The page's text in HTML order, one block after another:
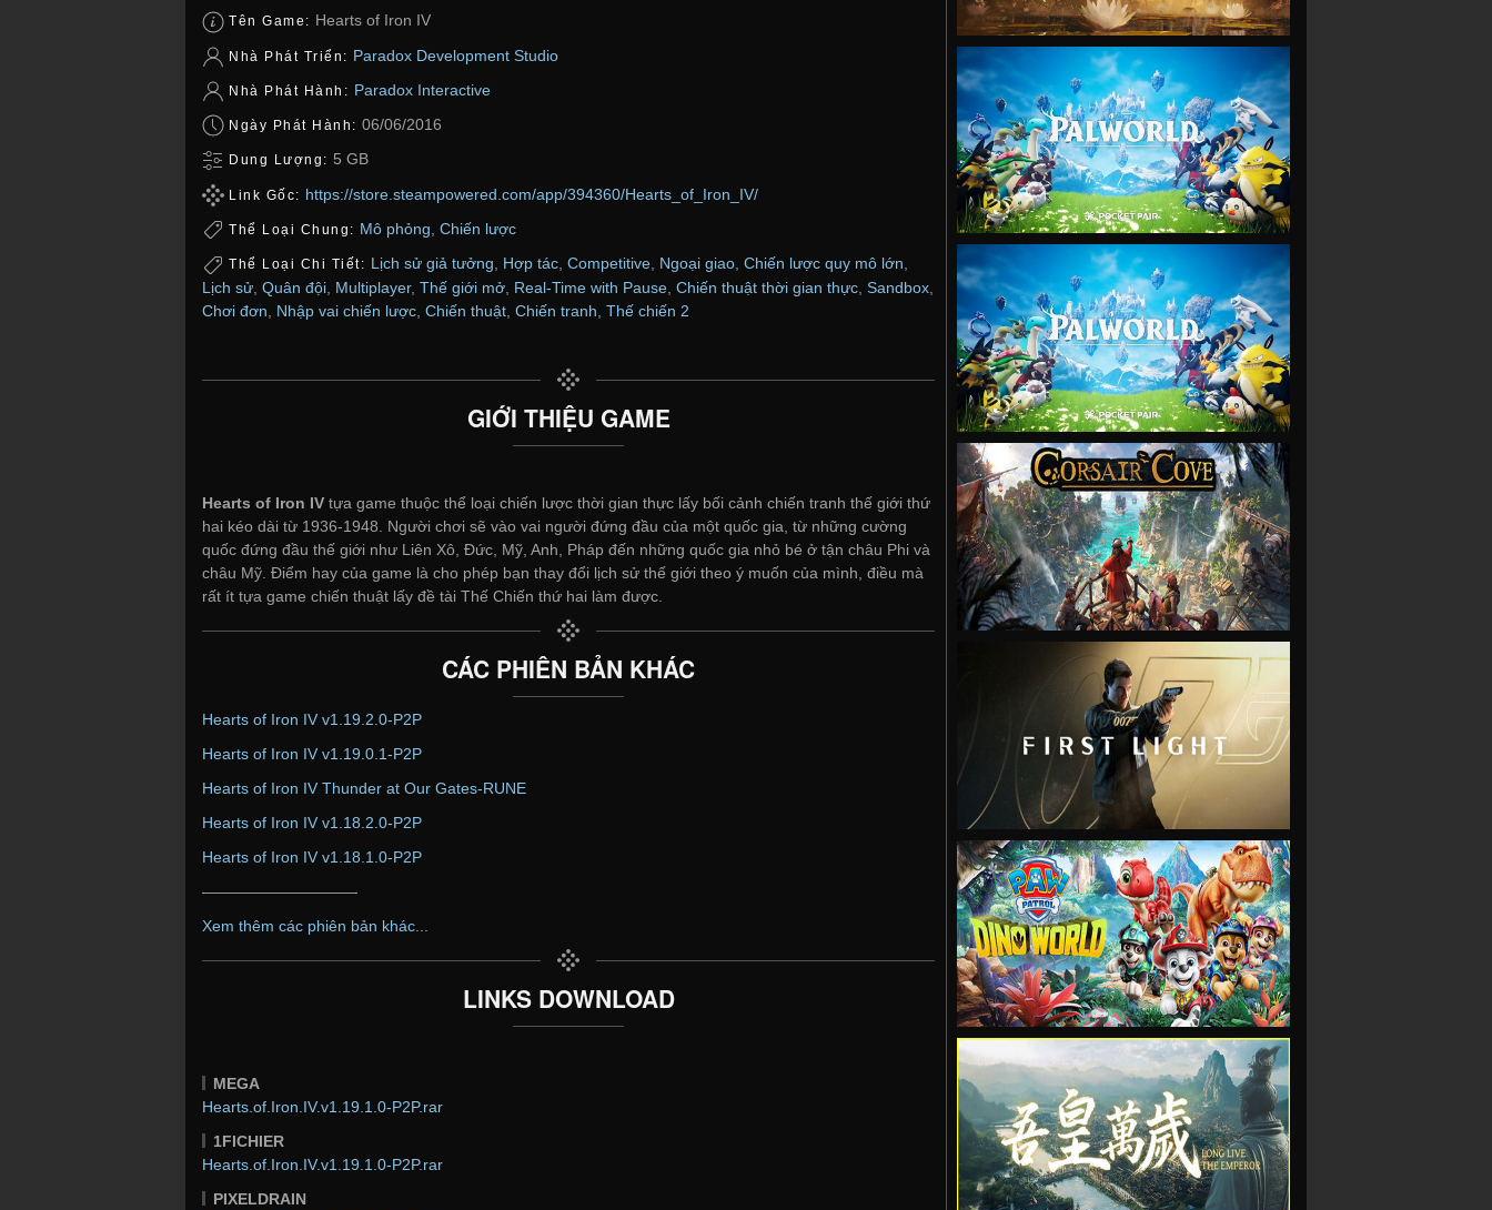
Tên Game: Hearts of Iron IV
Nhà Phát Triển: Paradox Development Studio
Nhà Phát Hành: Paradox Interactive
Ngày Phát Hành: 06/06/2016
Dung Lượng: 5 GB
Link Gốc: https://store.steampowered.com/app/394360/Hearts_of_Iron_IV/
Thể Loại Chung: Mô phỏng Chiến lược
Thể Loại Chi Tiết: Lịch sử giả tưởng, Hợp tác, Competitive, Ngoại giao, Chiến lược quy mô lớn,
Lịch sử Quân đội Multiplayer, Thế giới mở Real-Time with Pause Chiến thuật thời gian thực Sandbox
Chơi đơn
Nhập vai chiến lược Chiến thuật Chiến tranh Thế chiến 2
GIỚI THIỆU GAME
Hearts of Iron IV tựa game thuộc thể loại chiến lược thời gian thực lấy bối cảnh chiến tranh thế giới thứ
hai kéo dài từ 1936-1948. Người chơi sẽ vào vai người đứng đầu của một quốc gia, từ những cường
quốc đứng đầu thế giới như Liên Xô, Đức, Mỹ, Anh, Pháp đến những quốc gia nhỏ bé ở tận châu Phi và
châu Mỹ. Điểm hay của game là cho phép bạn thay đổi lịch sử thế giới theo ý muốn của mình, điều mà
rất ít tựa game chiến thuật lấy đề tài Thế Chiến thứ hai làm được.
CÁC PHIÊN BẢN KHÁC
Hearts of Iron IV v1.19.2.0-P2P
Hearts of Iron IV v1.19.0.1-P2P
Hearts of Iron IV Thunder at Our Gates-RUNE
Hearts of Iron IV v1.18.2.0-P2P
Hearts of Iron IV v1.18.1.0-P2P
——————————
Xem thêm các phiên bản khác...
LINKS DOWNLOAD
MEGA
Hearts.of.Iron.IV.v1.19.1.0-P2P.rar
1FICHIER
Hearts.of.Iron.IV.v1.19.1.0-P2P.rar
PIXELDRAIN
VIEW
VIEW
VIEW
VIEW
VIEW
VIEW